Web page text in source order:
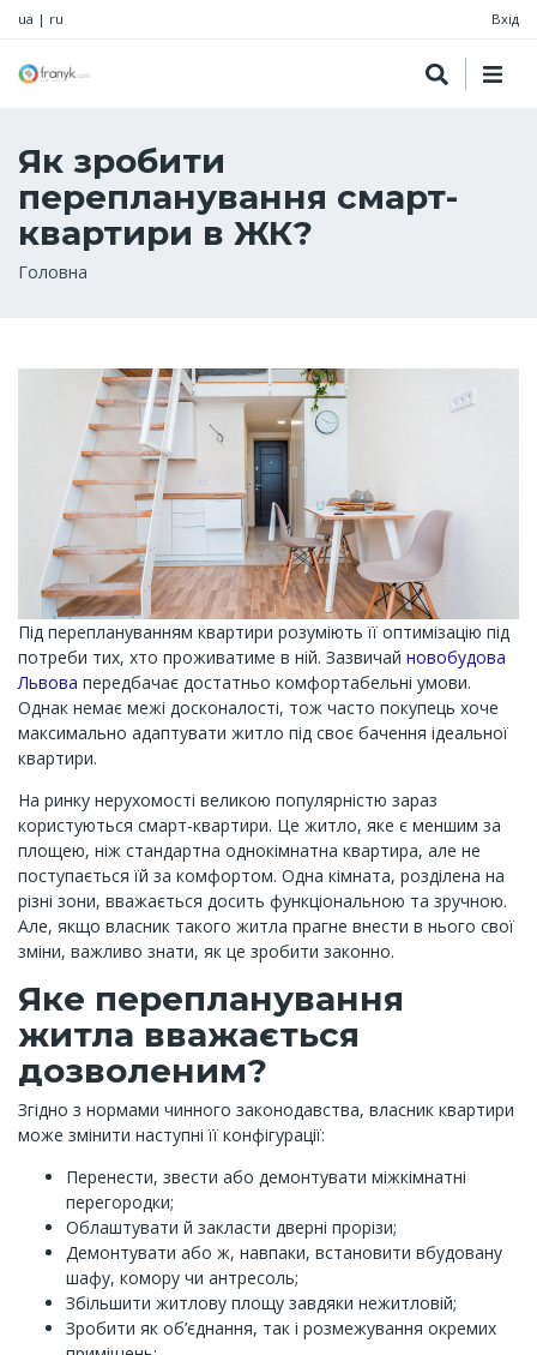
ua | ru Вхід
Як зробити
перепланування смарт-
квартири в ЖК?
Рядок
Головна
Під переплануванням квартири розуміють її оптимізацію під
потреби тих, хто проживатиме в ній. Зазвичай новобудова
Львова передбачає достатньо комфортабельні умови.
Однак немає межі досконалості, тож часто покупець хоче
максимально адаптувати житло під своє бачення ідеальної
квартири.
На ринку нерухомості великою популярністю зараз
користуються смарт-квартири. Це житло, яке є меншим за
площею, ніж стандартна однокімнатна квартира, але не
поступається їй за комфортом. Одна кімната, розділена на
різні зони, вважається досить функціональною та зручною.
Але, якщо власник такого житла прагне внести в нього свої
зміни, важливо знати, як це зробити законно.
Яке перепланування
житла вважається
дозволеним?
Згідно з нормами чинного законодавства, власник квартири
може змінити наступні її конфігурації:
Перенести, звести або демонтувати міжкімнатні
перегородки;
Облаштувати й закласти дверні прорізи;
Демонтувати або ж, навпаки, встановити вбудовану
шафу, комору чи антресоль;
Збільшити житлову площу завдяки нежитловій;
Зробити як об’єднання, так і розмежування окремих